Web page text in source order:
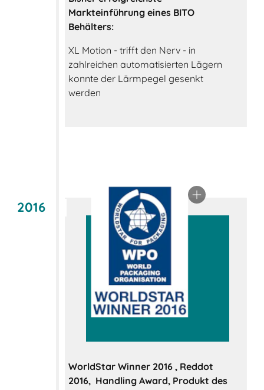
Markteinführung eines BITO
Behälters:
XL Motion - trifft den Nerv - in
zahlreichen automatisierten Lägern
konnte der Lärmpegel gesenkt
werden
2016
WorldStar Winner 2016 , Reddot
2016, Handling Award, Produkt des